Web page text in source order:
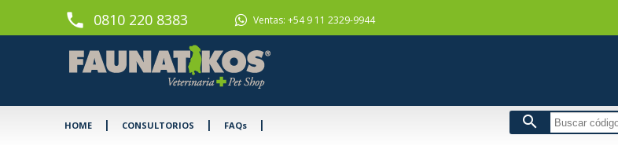
phone 0810 220 8383 Ventas: +54 9 11 2329-9944
HOME | CONSULTORIOS | FAQs | search